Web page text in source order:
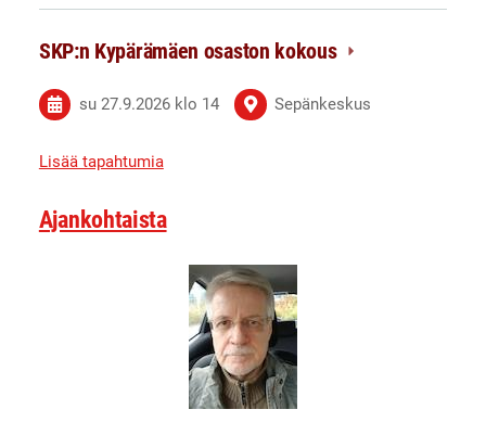
SKP:n Kypärämäen osaston kokous
su 27.9.2026 klo 14 Sepänkeskus
Lisää tapahtumia
Ajankohtaista